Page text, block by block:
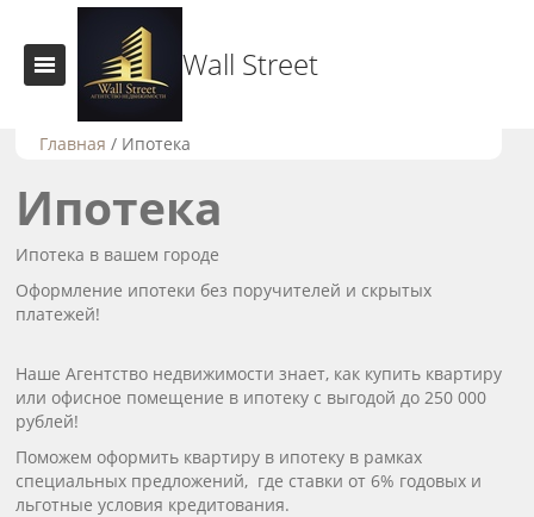
Wall Street
Главная / Ипотека
Ипотека
Ипотека в вашем городе
Оформление ипотеки без поручителей и скрытых
платежей!
Наше Агентство недвижимости знает, как купить квартиру
или офисное помещение в ипотеку с выгодой до 250 000
рублей!
Поможем оформить квартиру в ипотеку в рамках
специальных предложений, где ставки от 6% годовых и
льготные условия кредитования.